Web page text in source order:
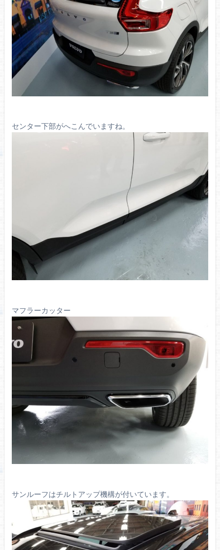
センター下部がへこんでいますね。
マフラーカッター
サンルーフはチルトアップ機構が付いています。